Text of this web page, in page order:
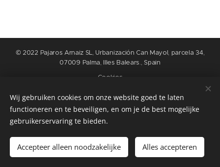
Añadir a la cesta
© 2022 Pajaros Arnaiz SL, Urbanización Can Mayol, parcela 34,
07009 Palma, Illes Balears., Spain
Cookies
Idiomas
Nederlands
English Español Français
Wij gebruiken cookies om onze website goed te laten
functioneren en te beveiligen, en om je de best mogelijke
gebruikerservaring te bieden.
Accepteer alleen noodzakelijke Alles accepteren